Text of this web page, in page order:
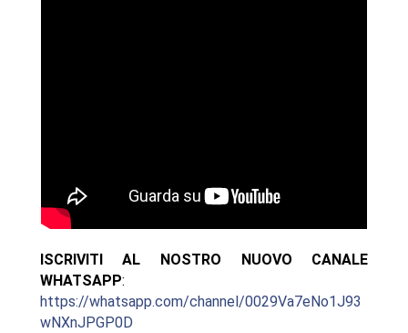
ISCRIVITI AL NOSTRO NUOVO CANALE
WHATSAPP:
https://whatsapp.com/channel/0029Va7eNo1J93
wNXnJPGP0D